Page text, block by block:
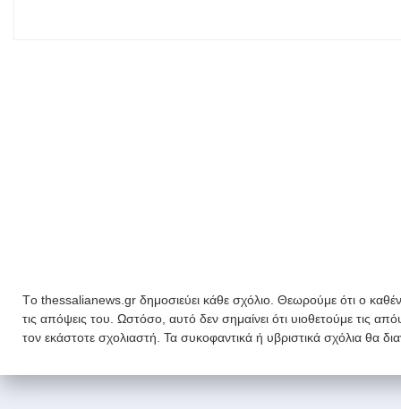
Tο thessalianews.gr δημοσιεύει κάθε σχόλιο. Θεωρούμε ότι ο
τις απόψεις του. Ωστόσο, αυτό δεν σημαίνει ότι υιοθετούμε τις
τον εκάστοτε σχολιαστή. Τα συκοφαντικά ή υβριστικά σχόλια θα